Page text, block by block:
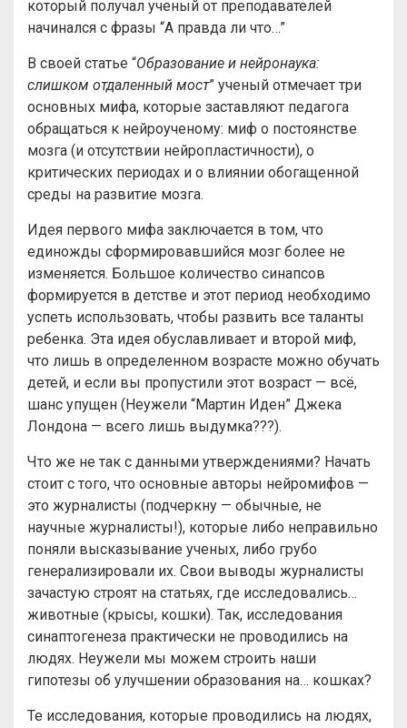
который получал ученый от преподавателей
начинался с фразы “А правда ли что…”
В своей статье “Образование и нейронаука:
слишком отдаленный мост” ученый отмечает три
основных мифа, которые заставляют педагога
обращаться к нейроученому: миф о постоянстве
мозга (и отсутствии нейропластичности), о
критических периодах и о влиянии обогащенной
среды на развитие мозга.
Идея первого мифа заключается в том, что
единожды сформировавшийся мозг более не
изменяется. Большое количество синапсов
формируется в детстве и этот период необходимо
успеть использовать, чтобы развить все таланты
ребенка. Эта идея обуславливает и второй миф,
что лишь в определенном возрасте можно обучать
детей, и если вы пропустили этот возраст — всё,
шанс упущен (Неужели “Мартин Иден” Джека
Лондона — всего лишь выдумка???).
Что же не так с данными утверждениями? Начать
стоит с того, что основные авторы нейромифов —
это журналисты (подчеркну — обычные, не
научные журналисты!), которые либо неправильно
поняли высказывание ученых, либо грубо
генерализировали их. Свои выводы журналисты
зачастую строят на статьях, где исследовались…
животные (крысы, кошки). Так, исследования
синаптогенеза практически не проводились на
людях. Неужели мы можем строить наши
гипотезы об улучшении образования на… кошках?
Те исследования, которые проводились на людях,